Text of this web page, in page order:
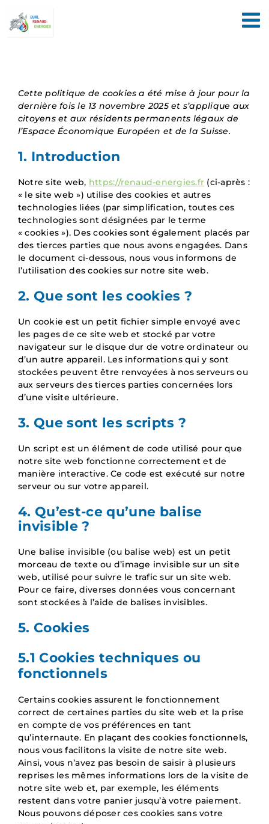
au
contenu
Cette politique de cookies a été mise à jour pour la
dernière fois le 13 novembre 2025 et s’applique aux
citoyens et aux résidents permanents légaux de
l’Espace Économique Européen et de la Suisse.
1. Introduction
Notre site web, https://renaud-energies.fr (ci-après :
« le site web ») utilise des cookies et autres
technologies liées (par simplification, toutes ces
technologies sont désignées par le terme
« cookies »). Des cookies sont également placés par
des tierces parties que nous avons engagées. Dans
le document ci-dessous, nous vous informons de
l’utilisation des cookies sur notre site web.
2. Que sont les cookies ?
Un cookie est un petit fichier simple envoyé avec
les pages de ce site web et stocké par votre
navigateur sur le disque dur de votre ordinateur ou
d’un autre appareil. Les informations qui y sont
stockées peuvent être renvoyées à nos serveurs ou
aux serveurs des tierces parties concernées lors
d’une visite ultérieure.
3. Que sont les scripts ?
Un script est un élément de code utilisé pour que
notre site web fonctionne correctement et de
manière interactive. Ce code est exécuté sur notre
serveur ou sur votre appareil.
4. Qu’est-ce qu’une balise
invisible ?
Une balise invisible (ou balise web) est un petit
morceau de texte ou d’image invisible sur un site
web, utilisé pour suivre le trafic sur un site web.
Pour ce faire, diverses données vous concernant
sont stockées à l’aide de balises invisibles.
5. Cookies
5.1 Cookies techniques ou
fonctionnels
Certains cookies assurent le fonctionnement
correct de certaines parties du site web et la prise
en compte de vos préférences en tant
qu’internaute. En plaçant des cookies fonctionnels,
nous vous facilitons la visite de notre site web.
Ainsi, vous n’avez pas besoin de saisir à plusieurs
reprises les mêmes informations lors de la visite de
notre site web et, par exemple, les éléments
restent dans votre panier jusqu’à votre paiement.
Nous pouvons déposer ces cookies sans votre